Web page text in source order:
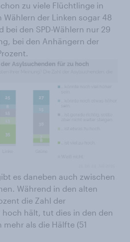
zu viele Flüchtlinge in
der Linken sogar 48
bei den SPD-Wählern nur 29
bei den Anhängern der
es daneben auch zwischen
Während in den alten
die Zahl der
hält, tut dies in den den
als die Hälfte (51